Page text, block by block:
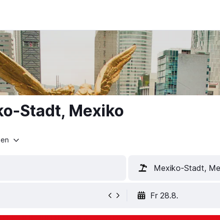
Stadt, Mexiko
Mexiko-Stadt,
Fr 28.8.